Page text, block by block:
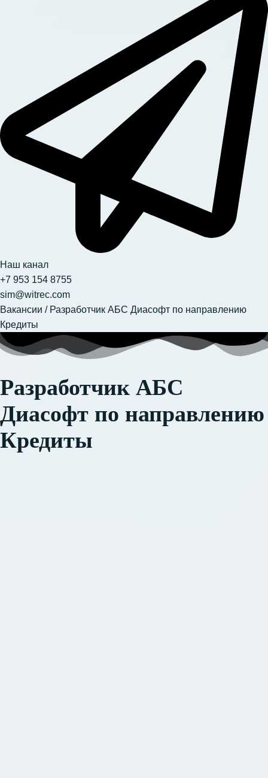
Наш канал
+7 953 154 8755
sim@witrec.com
Вакансии / Разработчик АБС Диасофт по направлению
Кредиты
Разработчик АБС
Диасофт по направлению
Кредиты